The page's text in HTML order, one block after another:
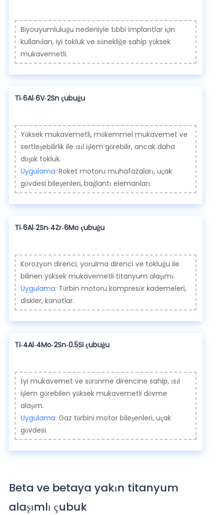
Biyouyumluluğu nedeniyle tıbbi implantlar için
kullanılan, iyi tokluk ve sünekliğe sahip yüksek
mukavemetli.
Ti-6Al-6V-2Sn çubuğu
Yüksek mukavemetli, mükemmel mukavemet ve
sertleşebilirlik ile ısıl işlem görebilir, ancak daha
düşük tokluk.
Uygulama: Roket motoru muhafazaları, uçak
gövdesi bileşenleri, bağlantı elemanları.
Ti-6Al-2Sn-4Zr-6Mo çubuğu
Korozyon direnci, yorulma direnci ve tokluğu ile
bilinen yüksek mukavemetli titanyum alaşımı.
Uygulama: Türbin motoru kompresör kademeleri,
diskler, kanatlar.
Ti-4Al-4Mo-2Sn-0.5Si çubuğu
İyi mukavemet ve sürünme direncine sahip, ısıl
işlem görebilen yüksek mukavemetli dövme
alaşım.
Uygulama: Gaz türbini motor bileşenleri, uçak
gövdesi.
Beta ve betaya yakın titanyum
alaşımlı çubuk